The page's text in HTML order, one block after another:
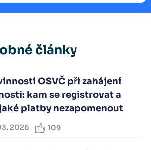
články
OSVČ při zahájení
kam se registrovat a
platby nezapomenout
2026 109